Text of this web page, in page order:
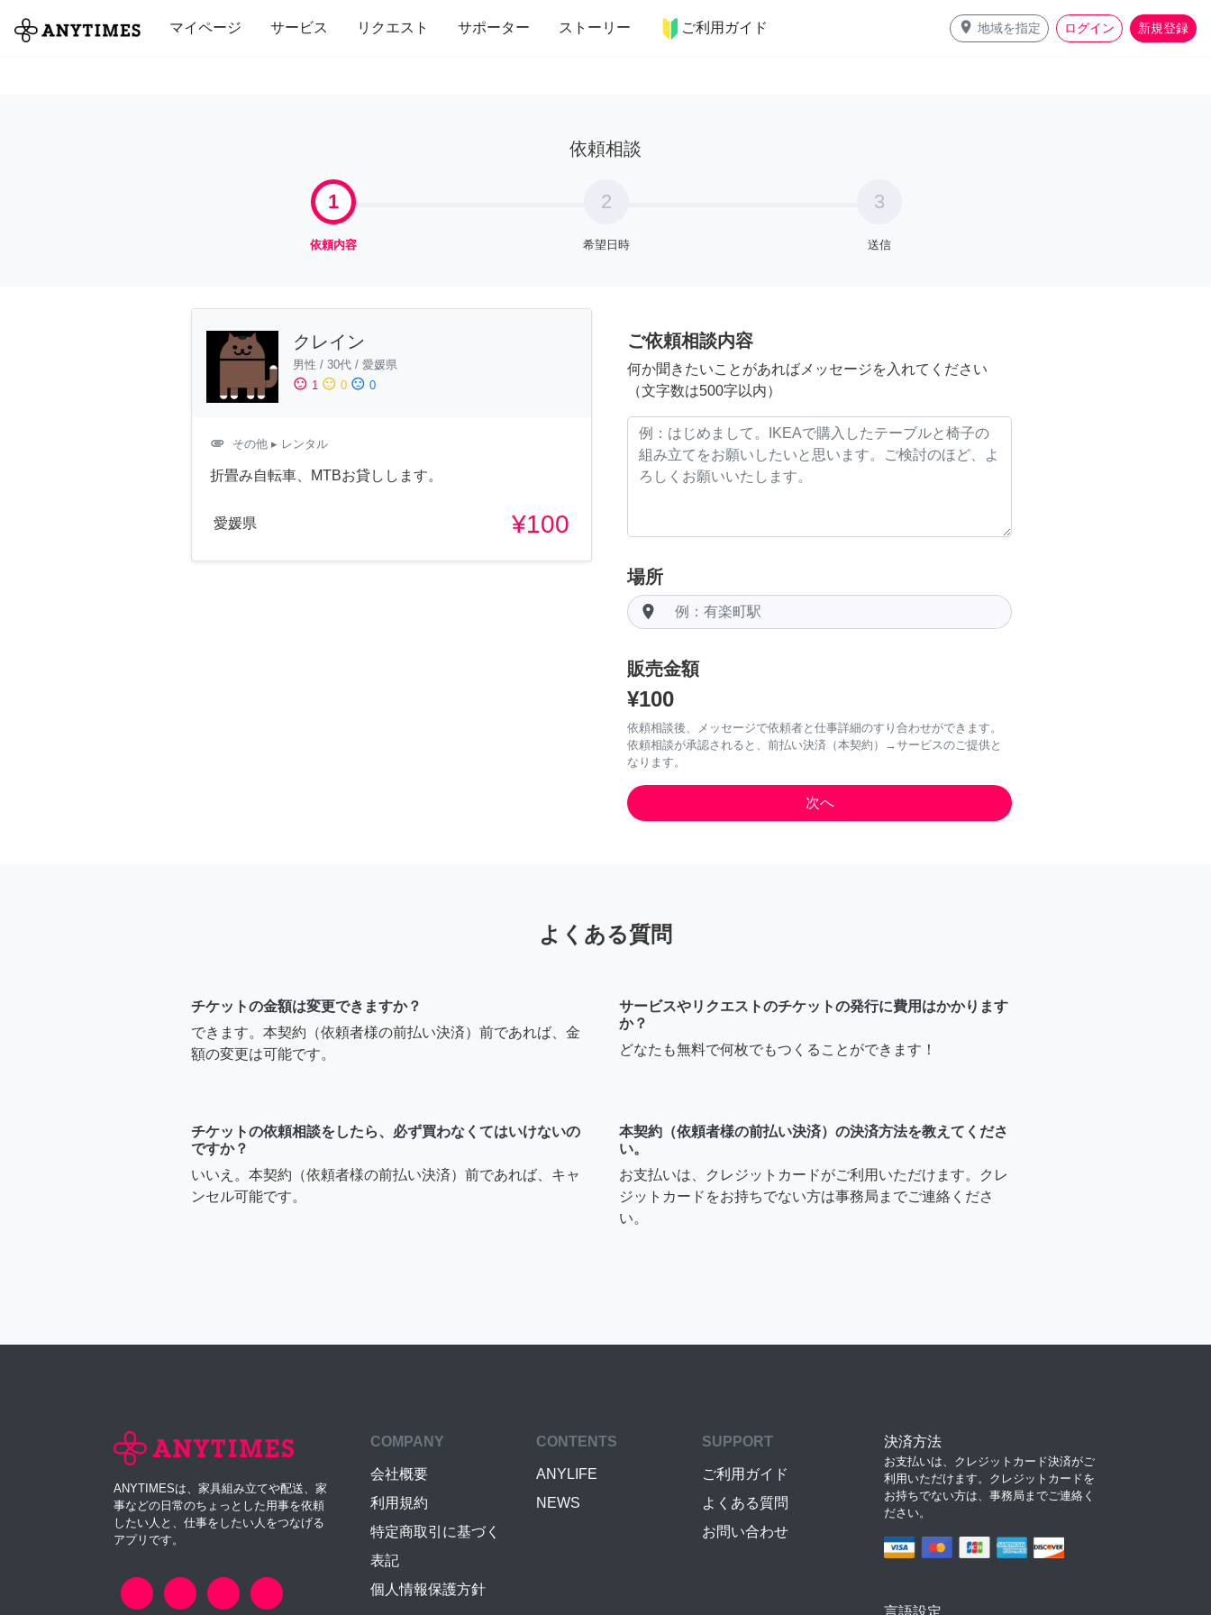
マイページ サービス リクエスト サポーター ストーリー ご利用ガイド place 地域を指定 ログイン 新規登録
全て 修理・組立 家事 引っ越し インテリア 趣味・習い事 ペット 料理
依頼相談
1
依頼内容
2
希望日時
3
送信
クレイン
男性 / 30代 / 愛媛県
sentiment_satisfied 1 sentiment_neutral 0 sentiment_dissatisfied 0
attachment その他 ▸ レンタル
折畳み自転車、MTBお貸しします。
愛媛県 ¥100
ご依頼相談内容
何か聞きたいことがあればメッセージを入れてください
（文字数は500字以内）
場所
room
販売金額
¥100
依頼相談後、メッセージで依頼者と仕事詳細のすり合わせができます。
依頼相談が承認されると、前払い決済（本契約）→サービスのご提供と
なります。
よくある質問
チケットの金額は変更できますか？
できます。本契約（依頼者様の前払い決済）前であれば、金
額の変更は可能です。
サービスやリクエストのチケットの発行に費用はかかります
か？
どなたも無料で何枚でもつくることができます！
チケットの依頼相談をしたら、必ず買わなくてはいけないの
ですか？
いいえ。本契約（依頼者様の前払い決済）前であれば、キャ
ンセル可能です。
本契約（依頼者様の前払い決済）の決済方法を教えてくださ
い。
お支払いは、クレジットカードがご利用いただけます。クレ
ジットカードをお持ちでない方は事務局までご連絡くださ
い。
ANYTIMESは、家具組み立てや配送、家
事などの日常のちょっとした用事を依頼
したい人と、仕事をしたい人をつなげる
アプリです。
COMPANY
会社概要
利用規約
特定商取引に基づく
表記
個人情報保護方針
CONTENTS
ANYLIFE
NEWS
SUPPORT
ご利用ガイド
よくある質問
お問い合わせ
決済方法
お支払いは、クレジットカード決済がご
利用いただけます。クレジットカードを
お持ちでない方は、事務局までご連絡く
ださい。
言語設定